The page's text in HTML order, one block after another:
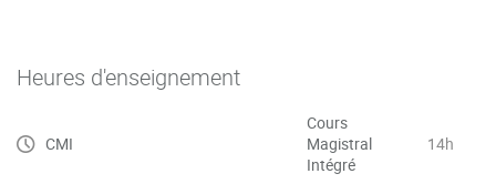
Heures d'enseignement
CMI
Cours
Magistral
Intégré
14h